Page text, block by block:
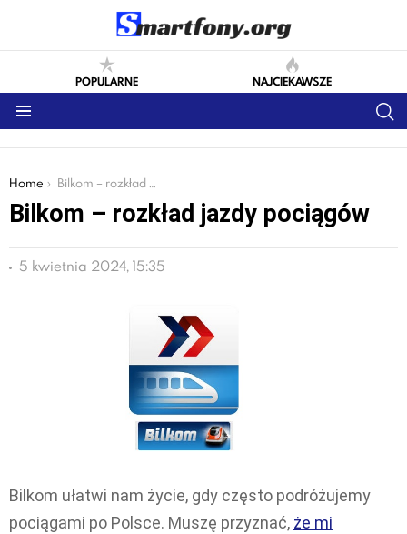
POPULARNE NAJCIEKAWSZE
You are here:
Home Bilkom – rozkład jazdy pociągów
Bilkom – rozkład jazdy pociągów
5 kwietnia 2024, 15:35
Bilkom ułatwi nam życie, gdy często podróżujemy
pociągami po Polsce. Muszę przyznać, że mi